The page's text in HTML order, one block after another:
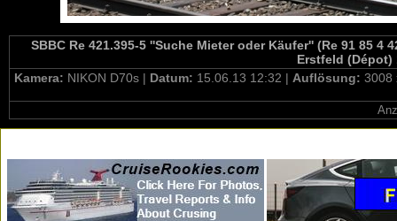
SBBC Re 421.395-5 ''Suche Mieter oder Käufer'' (Re 91 85 4
Erstfeld (Dépot)
Kamera: NIKON D70s | Datum: 15.06.13 12:32 | Auflösung: 3008